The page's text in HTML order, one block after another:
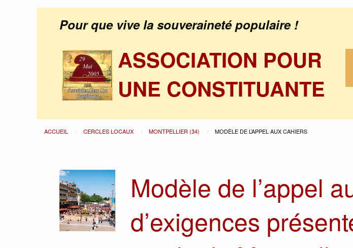
Pour que vive la souveraineté populaire !
ASSOCIATION POUR
UNE CONSTITUANTE
ACCUEIL CERCLES LOCAUX MONTPELLIER (34) MODÈLE DE L’APPEL AUX CAHIERS
Modèle de l’appel
d’exigences